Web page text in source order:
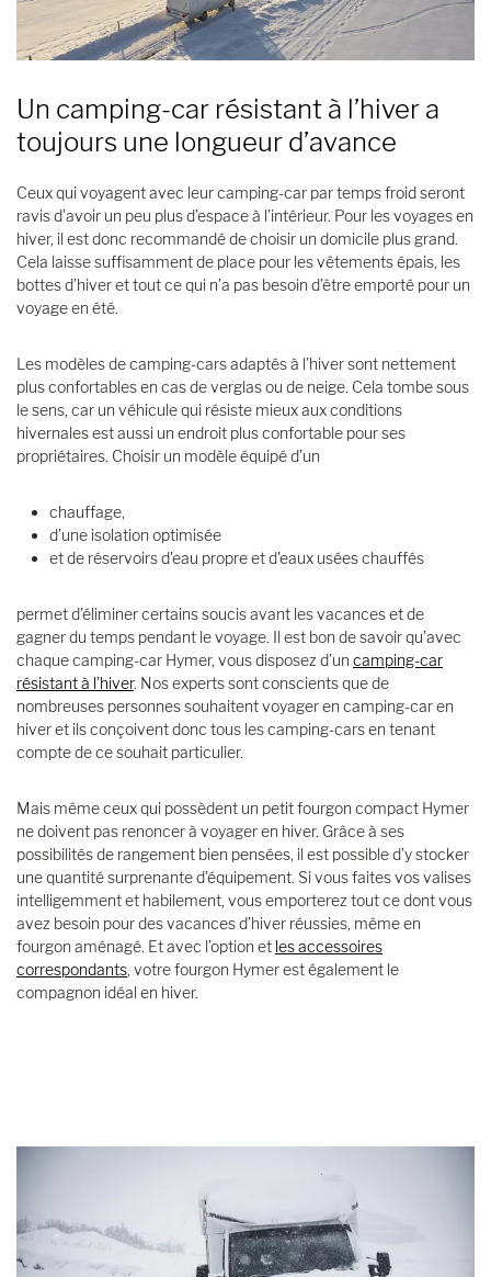
Un camping-car résistant à l’hiver a
toujours une longueur d’avance
Ceux qui voyagent avec leur camping-car par temps froid seront
ravis d’avoir un peu plus d’espace à l’intérieur. Pour les voyages en
hiver, il est donc recommandé de choisir un domicile plus grand.
Cela laisse suffisamment de place pour les vêtements épais, les
bottes d’hiver et tout ce qui n’a pas besoin d’être emporté pour un
voyage en été.
Les modèles de camping-cars adaptés à l’hiver sont nettement
plus confortables en cas de verglas ou de neige. Cela tombe sous
le sens, car un véhicule qui résiste mieux aux conditions
hivernales est aussi un endroit plus confortable pour ses
propriétaires. Choisir un modèle équipé d’un
chauffage,
d’une isolation optimisée
et de réservoirs d'eau propre et d'eaux usées chauffés
permet d’éliminer certains soucis avant les vacances et de
gagner du temps pendant le voyage. Il est bon de savoir qu’avec
chaque camping-car Hymer, vous disposez d’un camping-car
résistant à l’hiver. Nos experts sont conscients que de
nombreuses personnes souhaitent voyager en camping-car en
hiver et ils conçoivent donc tous les camping-cars en tenant
compte de ce souhait particulier.
Mais même ceux qui possèdent un petit fourgon compact Hymer
ne doivent pas renoncer à voyager en hiver. Grâce à ses
possibilités de rangement bien pensées, il est possible d’y stocker
une quantité surprenante d’équipement. Si vous faites vos valises
intelligemment et habilement, vous emporterez tout ce dont vous
avez besoin pour des vacances d’hiver réussies, même en
fourgon aménagé. Et avec l’option et les accessoires
correspondants, votre fourgon Hymer est également le
compagnon idéal en hiver.